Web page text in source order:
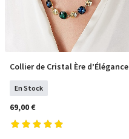
COMMANDER
Collier de Cristal Ère d’Élégance
En Stock
69,00 €